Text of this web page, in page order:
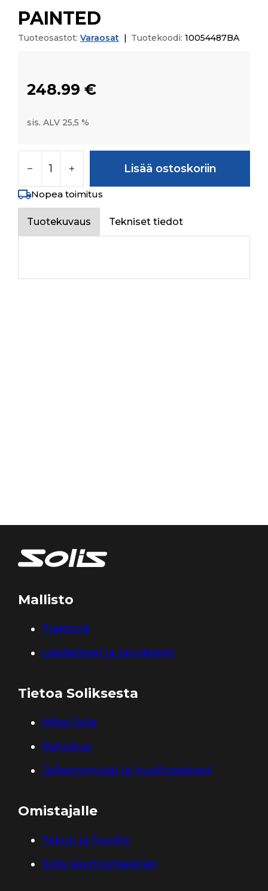
PAINTED
Tuoteosastot: Varaosat Tuotekoodi: 10054487BA
248.99 €
sis. ALV 25,5 %
Lisää ostoskoriin
Nopea toimitus
Tuotekuvaus Tekniset tiedot
Mallisto
Traktorit
Lisälaitteet ja tarvikkeet
Tietoa Soliksesta
Miksi Solis
Rahoitus
Jälleenmyyjät ja huoltopisteet
Omistajalle
Takuu ja huolto
Solis käyttöohjekirjat